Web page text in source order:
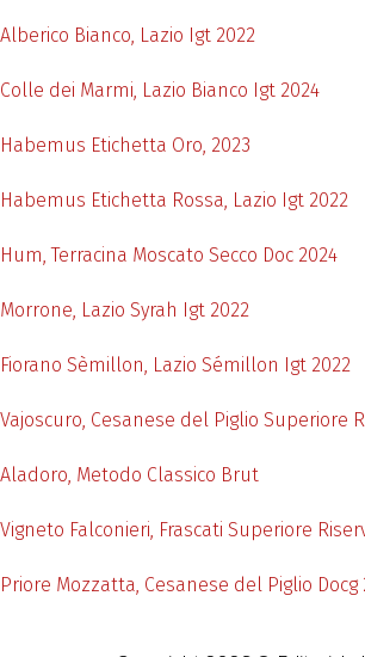
Alberico Bianco, Lazio Igt 2022
Colle dei Marmi, Lazio Bianco Igt 2024
Habemus Etichetta Oro, 2023
Habemus Etichetta Rossa, Lazio Igt 2022
Hum, Terracina Moscato Secco Doc 2024
Morrone, Lazio Syrah Igt 2022
Fiorano Sèmillon, Lazio Sémillon Igt 2022
Vajoscuro, Cesanese del Piglio Superiore
Aladoro, Metodo Classico Brut
Vigneto Falconieri, Frascati Superiore
Priore Mozzatta, Cesanese del Piglio Docg